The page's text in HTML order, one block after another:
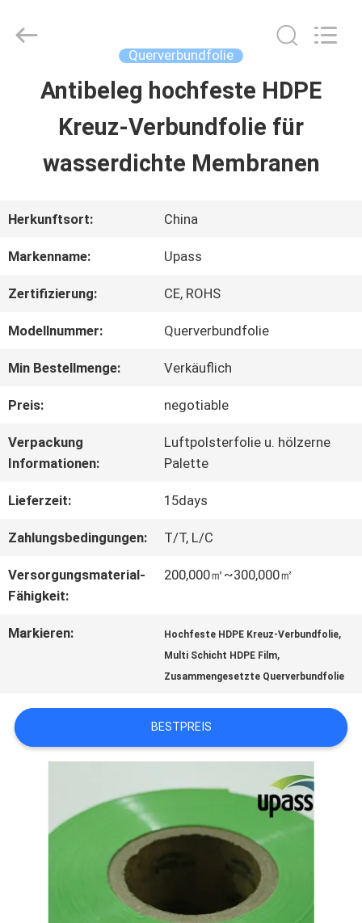
HAUSE
VIDEOS
SHOW
ÜBER
UNS
WERKSBESICHTIGUNG
KONTAKT
NEUIGKEITEN
RECHTSSACHEN
Technology
(Shanghai)
Querverbundfolie
Antibeleg hochfeste HDPE
Kreuz-Verbundfolie für
wasserdichte Membranen
Herkunftsort: China
Markenname: Upass
Zertifizierung: CE, ROHS
Modellnummer: Querverbundfolie
Min Bestellmenge: Verkäuflich
Preis: negotiable
Verpackung
Informationen:
Luftpolsterfolie u. hölzerne
Palette
Lieferzeit: 15days
Zahlungsbedingungen: T/T, L/C
Versorgungsmaterial-
Fähigkeit:
200,000㎡~300,000㎡
Markieren: Hochfeste HDPE Kreuz-Verbundfolie,
Multi Schicht HDPE Film,
Zusammengesetzte Querverbundfolie
BESTPREIS